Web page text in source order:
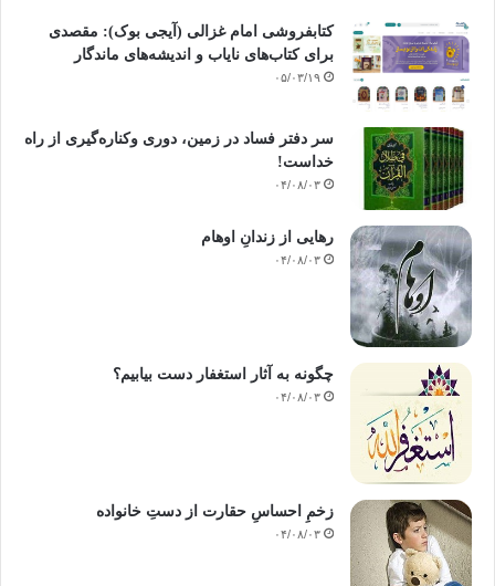
کتابفروشی امام غزالی (آیجی بوک): مقصدی
برای کتاب‌های نایاب و اندیشه‌های ماندگار
۰۵/۰۳/۱۹
سر دفتر فساد در زمین‌، دوری وکناره‌گیری از راه
خداست‌!
۰۴/۰۸/۰۳
رهایی از زندانِ اوهام
۰۴/۰۸/۰۳
چگونه به آثار استغفار دست بیابیم؟
۰۴/۰۸/۰۳
زخمِ احساسِ حقارت از دستِ خانواده
۰۴/۰۸/۰۳